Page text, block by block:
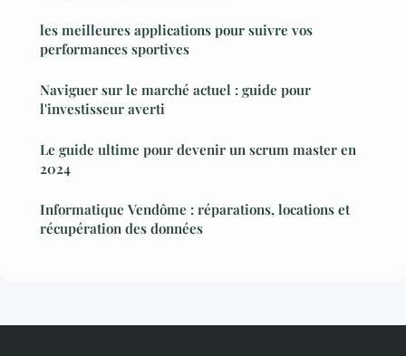
les meilleures applications pour suivre vos
performances sportives
Naviguer sur le marché actuel : guide pour
l'investisseur averti
Le guide ultime pour devenir un scrum master en
2024
Informatique Vendôme : réparations, locations et
récupération des données